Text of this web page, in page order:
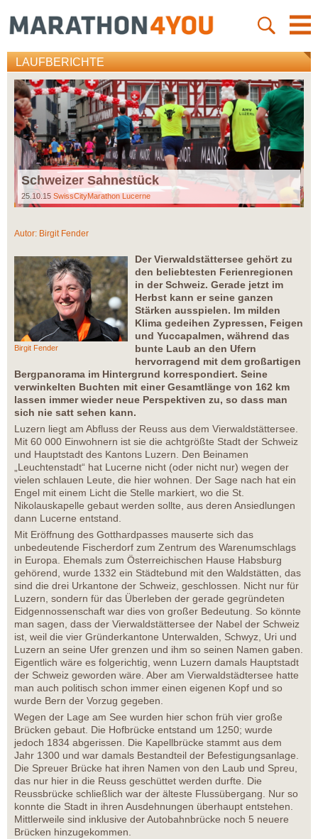
LAUFBERICHTE
Schweizer Sahnestück
25.10.15 SwissCityMarathon Lucerne
Autor: Birgit Fender
Birgit Fender
Der Vierwaldstättersee gehört zu
den beliebtesten Ferienregionen
in der Schweiz. Gerade jetzt im
Herbst kann er seine ganzen
Stärken ausspielen. Im milden
Klima gedeihen Zypressen, Feigen
und Yuccapalmen, während das
bunte Laub an den Ufern
hervorragend mit dem großartigen
Bergpanorama im Hintergrund korrespondiert. Seine
verwinkelten Buchten mit einer Gesamtlänge von 162 km
lassen immer wieder neue Perspektiven zu, so dass man
sich nie satt sehen kann.
Luzern liegt am Abfluss der Reuss aus dem Vierwaldstättersee.
Mit 60 000 Einwohnern ist sie die achtgrößte Stadt der Schweiz
und Hauptstadt des Kantons Luzern. Den Beinamen
„Leuchtenstadt“ hat Lucerne nicht (oder nicht nur) wegen der
vielen schlauen Leute, die hier wohnen. Der Sage nach hat ein
Engel mit einem Licht die Stelle markiert, wo die St.
Nikolauskapelle gebaut werden sollte, aus deren Ansiedlungen
dann Lucerne entstand.
Mit Eröffnung des Gotthardpasses mauserte sich das
unbedeutende Fischerdorf zum Zentrum des Warenumschlags
in Europa. Ehemals zum Österreichischen Hause Habsburg
gehörend, wurde 1332 ein Städtebund mit den Waldstätten, das
sind die drei Urkantone der Schweiz, geschlossen. Nicht nur für
Luzern, sondern für das Überleben der gerade gegründeten
Eidgennossenschaft war dies von großer Bedeutung. So könnte
man sagen, dass der Vierwaldstättersee der Nabel der Schweiz
ist, weil die vier Gründerkantone Unterwalden, Schwyz, Uri und
Luzern an seine Ufer grenzen und ihm so seinen Namen gaben.
Eigentlich wäre es folgerichtig, wenn Luzern damals Hauptstadt
der Schweiz geworden wäre. Aber am Vierwaldstädtersee hatte
man auch politisch schon immer einen eigenen Kopf und so
wurde Bern der Vorzug gegeben.
Wegen der Lage am See wurden hier schon früh vier große
Brücken gebaut. Die Hofbrücke entstand um 1250; wurde
jedoch 1834 abgerissen. Die Kapellbrücke stammt aus dem
Jahr 1300 und war damals Bestandteil der Befestigungsanlage.
Die Spreuer Brücke hat ihren Namen von den Laub und Spreu,
das nur hier in die Reuss geschüttet werden durfte. Die
Reussbrücke schließlich war der älteste Flussübergang. Nur so
konnte die Stadt in ihren Ausdehnungen überhaupt entstehen.
Mittlerweile sind inklusive der Autobahnbrücke noch 5 neuere
Brücken hinzugekommen.